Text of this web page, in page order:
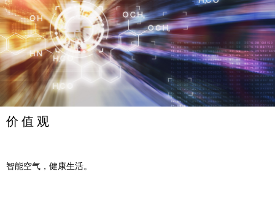
价 值 观
智能空气，健康生活。